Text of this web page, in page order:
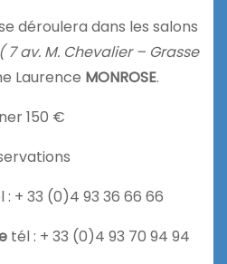
déroulera dans les salons
( 7 av. M. Chevalier – Grasse
Laurence MONROSE.
150 €
: + 33 (0)4 93 36 66 66
tél : + 33 (0)4 93 70 94 94